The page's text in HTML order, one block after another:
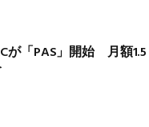
が「PAS」開始 月額1.5